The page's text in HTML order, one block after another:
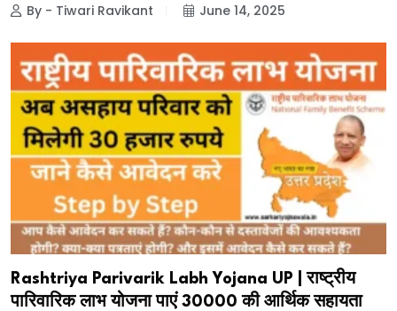
By - Tiwari Ravikant June 14, 2025
Rashtriya Parivarik Labh Yojana UP | राष्ट्रीय
पारिवारिक लाभ योजना पाएं ₹30000 की आर्थिक सहायता